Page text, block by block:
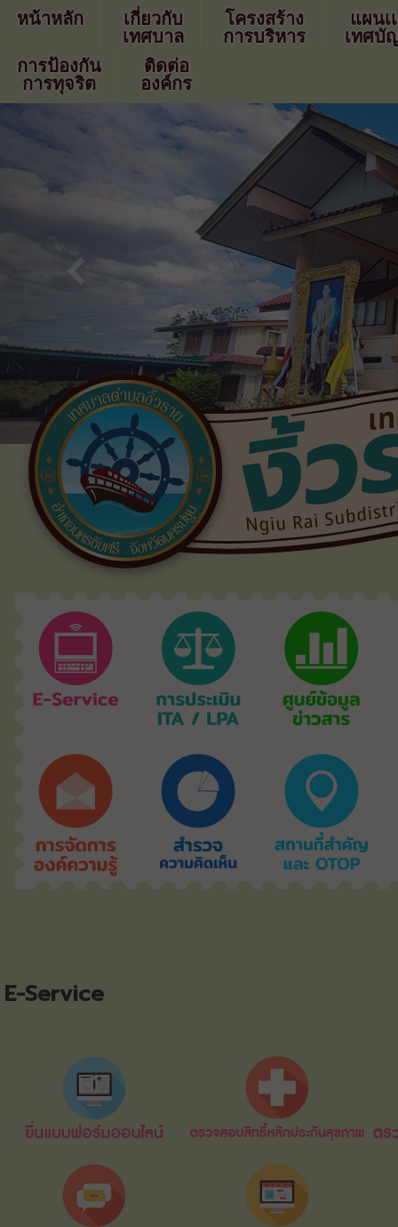
หน้าหลัก
เกี่ยวกับ
เทศบาล
โครงสร้าง
การบริหาร
แผนเ
เทศบั
การป้องกัน
การทุจริต
ติดต่อ
องค์กร
E-Service